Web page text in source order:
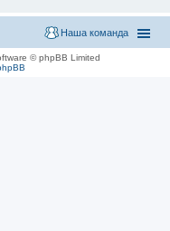
Наша команда
© phpBB Limited